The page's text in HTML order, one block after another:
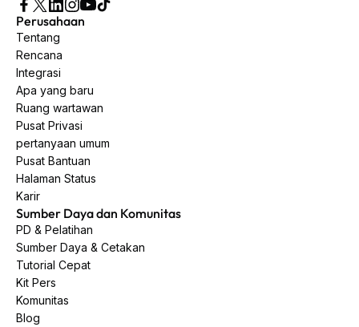
Perusahaan
Tentang
Rencana
Integrasi
Apa yang baru
Ruang wartawan
Pusat Privasi
pertanyaan umum
Pusat Bantuan
Halaman Status
Karir
Sumber Daya dan Komunitas
PD & Pelatihan
Sumber Daya & Cetakan
Tutorial Cepat
Kit Pers
Komunitas
Blog